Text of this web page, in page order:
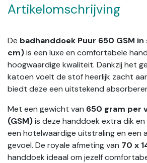
Artikelomschrijving
De badhanddoek Puur 650 GSM in
cm)is een luxe en comfortabele
hoogwaardige kwaliteit. Dankzij het
katoen voelt de stof heerlijk zacht
biedt deze een uitstekend
Met een gewicht van 650 gram per
(GSM)is deze handdoek extra dik
een hotelwaardige uitstraling en een
gevoel. De royale afmeting van 70 x
handdoek ideaal om jezelf